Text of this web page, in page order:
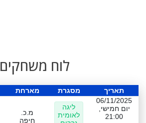
לוח משחקים
תאריך מסגרת מארחת
06/11/2025
יום חמישי,
21:00
ליגה
לאומית
מ.כ.
חיפה